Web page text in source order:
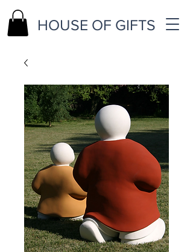
HOUSE OF GIFTS